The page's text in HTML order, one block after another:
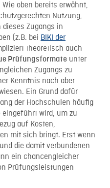
Wie oben bereits erwähnt,
Nutzung,
Zugangs in
(z.B. bei BIKI der
theoretisch auch
Prüfungsformate unter
Zugangs zu
Kenntnis nach aber
Ein Grund dafür
der Hochschulen häufig
wird, um zu
auf Kosten,
mit sich bringt. Erst wenn
die damit verbundenen
ein chancengleicher
Prüfungsleistungen